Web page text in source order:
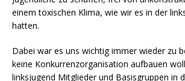
einem toxischen Klima, wie wir es in der
hatten.
Dabei war es uns wichtig immer wieder zu
keine Konkurrenzorganisation aufbauen
linksjugend Mitglieder und Basisgruppen in